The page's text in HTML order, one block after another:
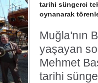
tarihi süngerci
oynanarak
Muğla'nın
yaşayan
Mehmet
tarihi